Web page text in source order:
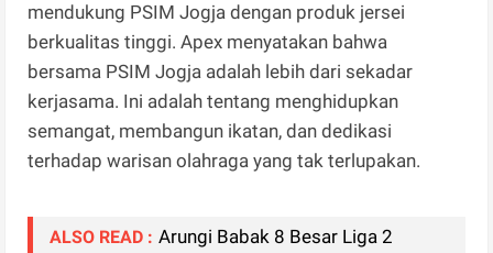
mendukung PSIM Jogja dengan produk jersei
berkualitas tinggi. Apex menyatakan bahwa
bersama PSIM Jogja adalah lebih dari sekadar
kerjasama. Ini adalah tentang menghidupkan
semangat, membangun ikatan, dan dedikasi
terhadap warisan olahraga yang tak terlupakan.
ALSO READ : Arungi Babak 8 Besar Liga 2